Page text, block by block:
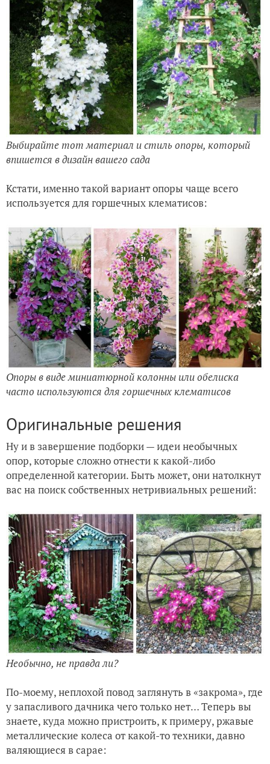
Выбирайте тот материал и стиль опоры, который
впишется в дизайн вашего сада
Кстати, именно такой вариант опоры чаще всего
используется для горшечных клематисов:
Опоры в виде миниатюрной колонны или обелиска
часто используются для горшечных клематисов
Оригинальные решения
Ну и в завершение подборки — идеи необычных
опор, которые сложно отнести к какой-либо
определенной категории. Быть может, они натолкнут
вас на поиск собственных нетривиальных решений:
Необычно, не правда ли?
По-моему, неплохой повод заглянуть в «закрома», где
у запасливого дачника чего только нет… Теперь вы
знаете, куда можно пристроить, к примеру, ржавые
металлические колеса от какой-то техники, давно
валяющиеся в сарае: